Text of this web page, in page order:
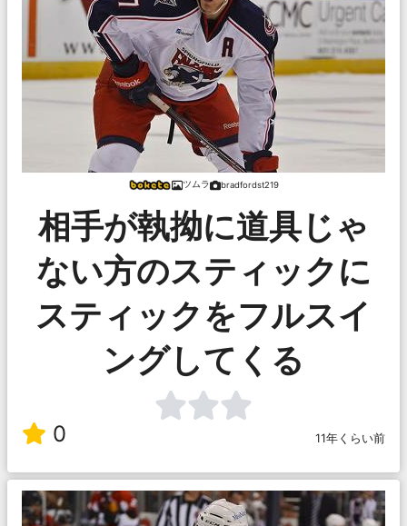
ツムラ bradfordst219
相手が執拗に道具じゃ
ない方のスティックに
スティックをフルスイ
ングしてくる
0 11年くらい前